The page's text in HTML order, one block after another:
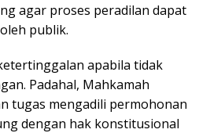
agar proses peradilan dapat
publik.
apabila tidak
Padahal, Mahkamah
tugas mengadili permohonan
dengan hak konstitusional